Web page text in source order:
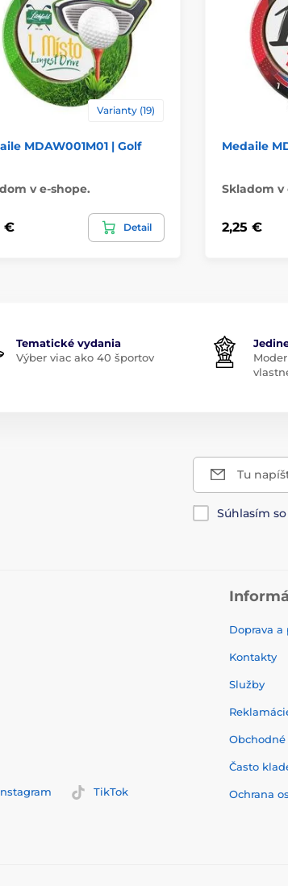
Varianty (19)
MDAW001M01 | Golf
v e-shope.
€ Detail
Medaile
Skladom v
2,25 €
Tematické vydania
Výber viac ako 40 športov
Tu
Súhlasím
TikTok
Doprava a
Kontakty
Služby
Často
Ochrana